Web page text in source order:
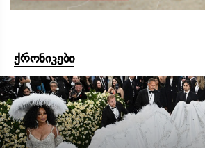
ქრონიკები